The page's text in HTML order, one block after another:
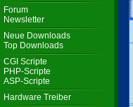
Forum
Newsletter
Neue Downloads
Top Downloads
CGI Scripte
PHP-Scripte
ASP-Scripte
Hardware Treiber